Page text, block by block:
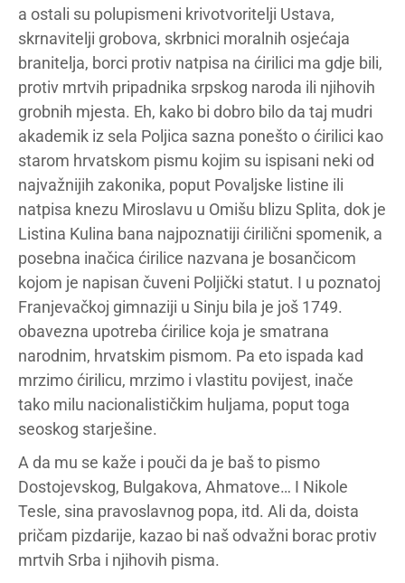
a ostali su polupismeni krivotvoritelji Ustava,
skrnavitelji grobova, skrbnici moralnih osjećaja
branitelja, borci protiv natpisa na ćirilici ma gdje bili,
protiv mrtvih pripadnika srpskog naroda ili njihovih
grobnih mjesta. Eh, kako bi dobro bilo da taj mudri
akademik iz sela Poljica sazna ponešto o ćirilici kao
starom hrvatskom pismu kojim su ispisani neki od
najvažnijih zakonika, poput Povaljske listine ili
natpisa knezu Miroslavu u Omišu blizu Splita, dok je
Listina Kulina bana najpoznatiji ćirilični spomenik, a
posebna inačica ćirilice nazvana je bosančicom
kojom je napisan čuveni Poljički statut. I u poznatoj
Franjevačkoj gimnaziji u Sinju bila je još 1749.
obavezna upotreba ćirilice koja je smatrana
narodnim, hrvatskim pismom. Pa eto ispada kad
mrzimo ćirilicu, mrzimo i vlastitu povijest, inače
tako milu nacionalističkim huljama, poput toga
seoskog starješine.
A da mu se kaže i pouči da je baš to pismo
Dostojevskog, Bulgakova, Ahmatove… I Nikole
Tesle, sina pravoslavnog popa, itd. Ali da, doista
pričam pizdarije, kazao bi naš odvažni borac protiv
mrtvih Srba i njihovih pisma.